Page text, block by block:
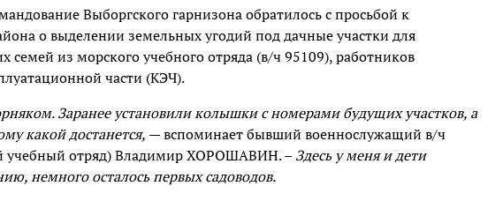
Выборгского гарнизона обратилось с просьбой к
о выделении земельных угодий под дачные участки для
семей из морского учебного отряда (в/ч 95109), работников
части (КЭЧ).
Заранее установили колышки с номерами будущих участков, а
какой достанется, — вспоминает бывший военнослужащий в/ч
учебный отряд) Владимир ХОРОШАВИН. – Здесь у меня и дети
немного осталось первых садоводов.